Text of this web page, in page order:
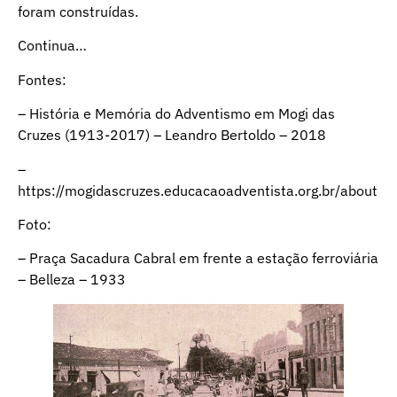
foram construídas.
Continua…
Fontes:
– História e Memória do Adventismo em Mogi das
Cruzes (1913-2017) – Leandro Bertoldo – 2018
–
https://mogidascruzes.educacaoadventista.org.br/about
Foto:
– Praça Sacadura Cabral em frente a estação ferroviária
– Belleza – 1933